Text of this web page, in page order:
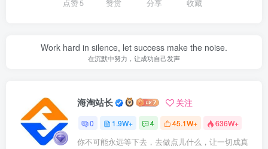
点赞5 赞赏 分享 收藏
Work hard in silence, let success make the noise.
在沉默中努力，让成功自己发声
海淘站长 关注
0 1.9W+ 4 45.1W+ 636W+
你不可能永远等下去，去做点儿什么，让一切成真